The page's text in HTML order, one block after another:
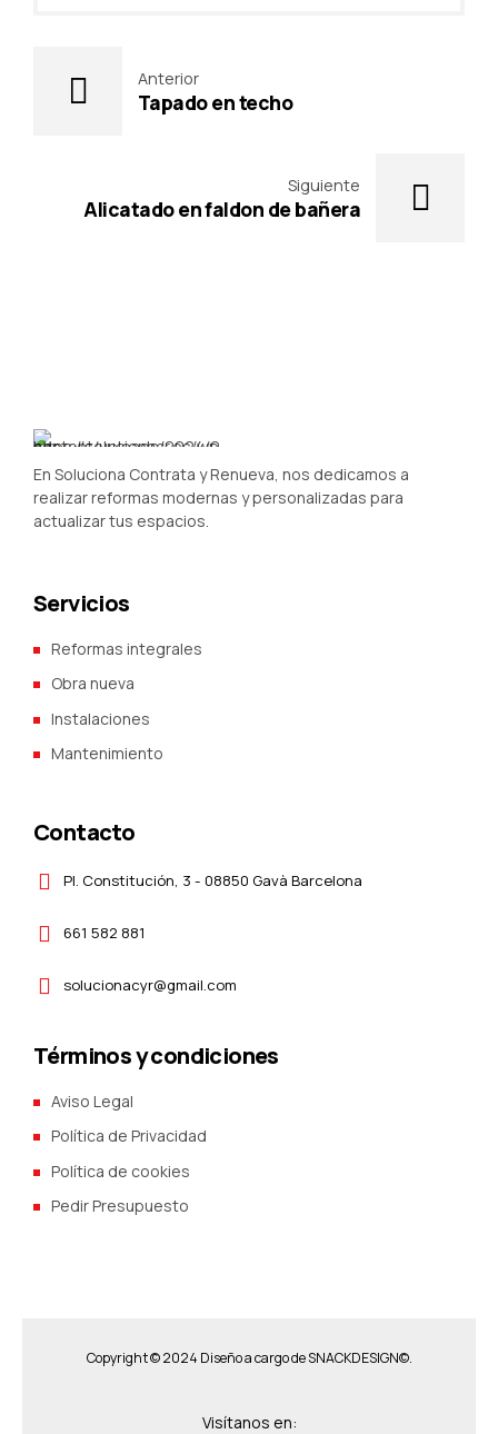
Anterior
Tapado en techo
Siguiente
Alicatado en faldon de bañera
En Soluciona Contrata y Renueva, nos dedicamos a
realizar reformas modernas y personalizadas para
actualizar tus espacios.
Servicios
Reformas integrales
Obra nueva
Instalaciones
Mantenimiento
Contacto
Pl. Constitución, 3 - 08850 Gavà Barcelona
661 582 881
solucionacyr@gmail.com
Términos y condiciones
Aviso Legal
Política de Privacidad
Política de cookies
Pedir Presupuesto
Copyright © 2024 Diseño a cargo deSNACKDESIGN©.
Visítanos en: